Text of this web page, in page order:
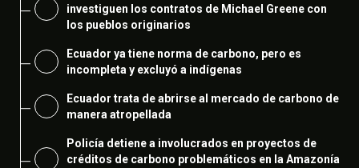
investiguen los contratos de Michael Greene con
los pueblos originarios
Ecuador ya tiene norma de carbono, pero es
incompleta y excluyó a indígenas
Ecuador trata de abrirse al mercado de carbono de
manera atropellada
Policía detiene a involucrados en proyectos de
créditos de carbono problemáticos en la Amazonía